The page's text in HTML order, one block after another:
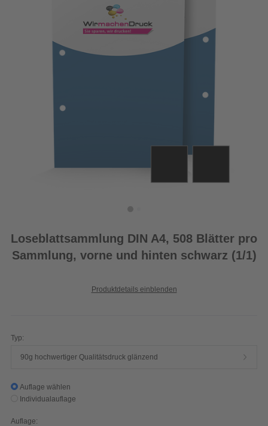
Loseblattsammlung DIN A4, 508 Blätter pro
Sammlung, vorne und hinten schwarz (1/1)
Produktdetails einblenden
Typ:
90g hochwertiger Qualitätsdruck glänzend
Auflage wählen
Individualauflage
Auflage: